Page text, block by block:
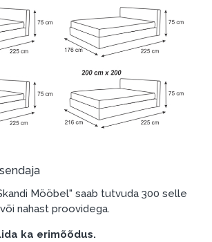
Enne laenamist
oma finantsvõimalusi.
Mööbel" saab tutvuda 300 selle
nahast proovidega.
ka erimõõdus.